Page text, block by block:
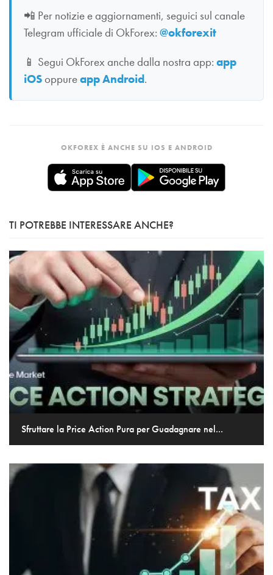
📲 Per notizie e aggiornamenti, seguici sul canale
Telegram ufficiale di OkForex: @okforexit
📱 Segui OkForex anche dalla nostra app: app
iOSoppureapp Android.
OKFOREX È ANCHE SU IOS E ANDROID
TI POTREBBE INTERESSARE ANCHE?
Sfruttare la Price Action Pura per Guadagnare nel...